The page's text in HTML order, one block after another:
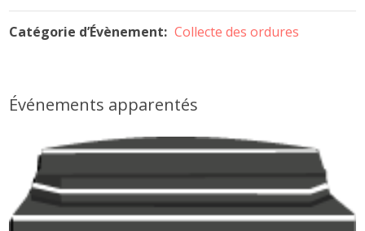
Catégorie d’Évènement: Collecte des ordures
Événements apparentés